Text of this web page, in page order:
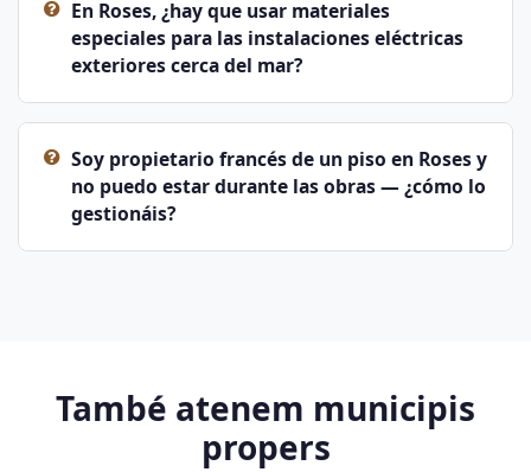
En Roses, ¿hay que usar materiales
especiales para las instalaciones eléctricas
exteriores cerca del mar?
Soy propietario francés de un piso en Roses y
no puedo estar durante las obras — ¿cómo lo
gestionáis?
També atenem municipis
propers